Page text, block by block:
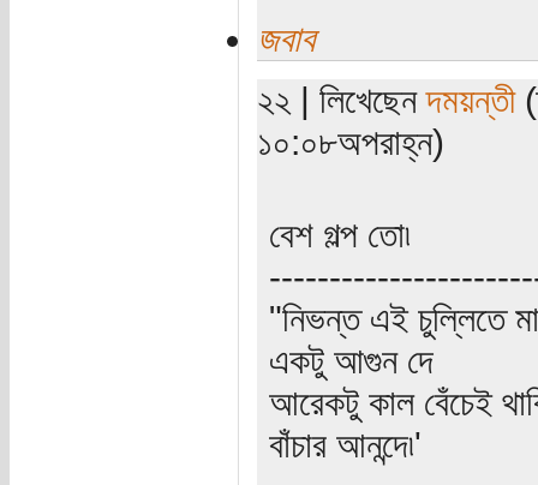
জবাব
২২ | লিখেছেনদময়ন্তী
১০:০৮অপরাহ্ন)
বেশ গল্প তো৷
"নিভন্ত এই চুল্লিতে মা
একটু আগুন দে
আরেকটু কাল বেঁচেই
বাঁচার আনন্দে৷'